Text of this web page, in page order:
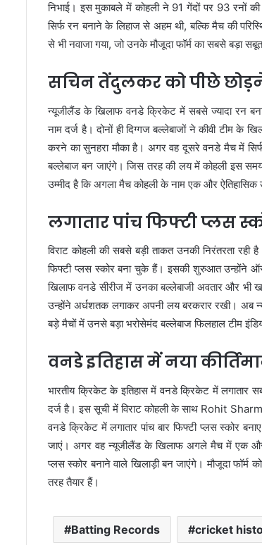
निभाई। इस मुकाबले में कोहली ने 91 गेंदों पर 93 रनों
सिर्फ रन बनाने के लिहाज से अहम थी, बल्कि मैच की
से भी नवाजा गया, जो उनके मौजूदा फॉर्म का सबसे बड़ा
सचिन तेंदुलकर को पीछे
न्यूजीलैंड के खिलाफ वनडे क्रिकेट में सबसे ज्यादा रन
नाम दर्ज है। दोनों ही दिग्गज बल्लेबाजों ने कीवी टीम
करने का सुनहरा मौका है। अगर वह दूसरे वनडे मैच में
बल्लेबाज बन जाएंगे। जिस तरह की लय में कोहली इस
उम्मीद है कि अगला मैच कोहली के नाम एक और
लगातार पांच फिफ्टी प्लस
विराट कोहली की सबसे बड़ी ताकत उनकी निरंतरता
फिफ्टी प्लस स्कोर बना चुके हैं। इसकी शुरुआत उन्होंने
खिलाफ वनडे सीरीज में उनका बल्लेबाजी अवतार और
उन्होंने अर्धशतक लगाकर अपनी लय बरकरार रखी। अब
बड़े मैचों में उनसे बड़ा भरोसेमंद बल्लेबाज फिलहाल टीम
वनडे इतिहास में नया
भारतीय क्रिकेट के इतिहास में वनडे क्रिकेट में लगातार
दर्ज है। इस सूची में विराट कोहली के साथ Rohit
वनडे क्रिकेट में लगातार पांच बार फिफ्टी प्लस स्कोर
जाएं। अगर वह न्यूजीलैंड के खिलाफ अगले मैच में एक और
प्लस स्कोर बनाने वाले खिलाड़ी बन जाएंगे। मौजूदा फॉर्म
तरह तैयार हैं।
Batting Records cricket